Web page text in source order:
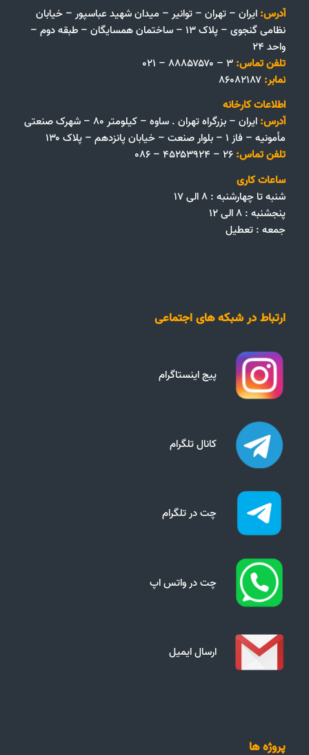
آدرس: ایران – تهران – توانیر – میدان شهید عباسپور – خیابان
نظامی گنجوی – پلاک ۱۳ – ساختمان همسایگان – طبقه دوم –
واحد ۲۴
تلفن تماس:
نمابر:
اطلاعات کارخانه
آدرس:
ایران – بزرگراه تهران . ساوه – کیلومتر ۸۰ – شهرک صنعتی
مأمونیه – فاز ۱ – بلوار صنعت – خیابان پانزدهم – پلاک ۱۳۰
تلفن تماس:
ساعات کاری
شنبه تا چهارشنبه : ۸ الی ۱۷
پنجشنبه : ۸ الی ۱۲
جمعه‌ :‌ تعطیل
ارتباط در شبکه های اجتماعی
پیج اینستاگرام
کانال تلگرام
چت در تلگرام
چت در واتس اپ
ارسال ایمیل
پروژه ها